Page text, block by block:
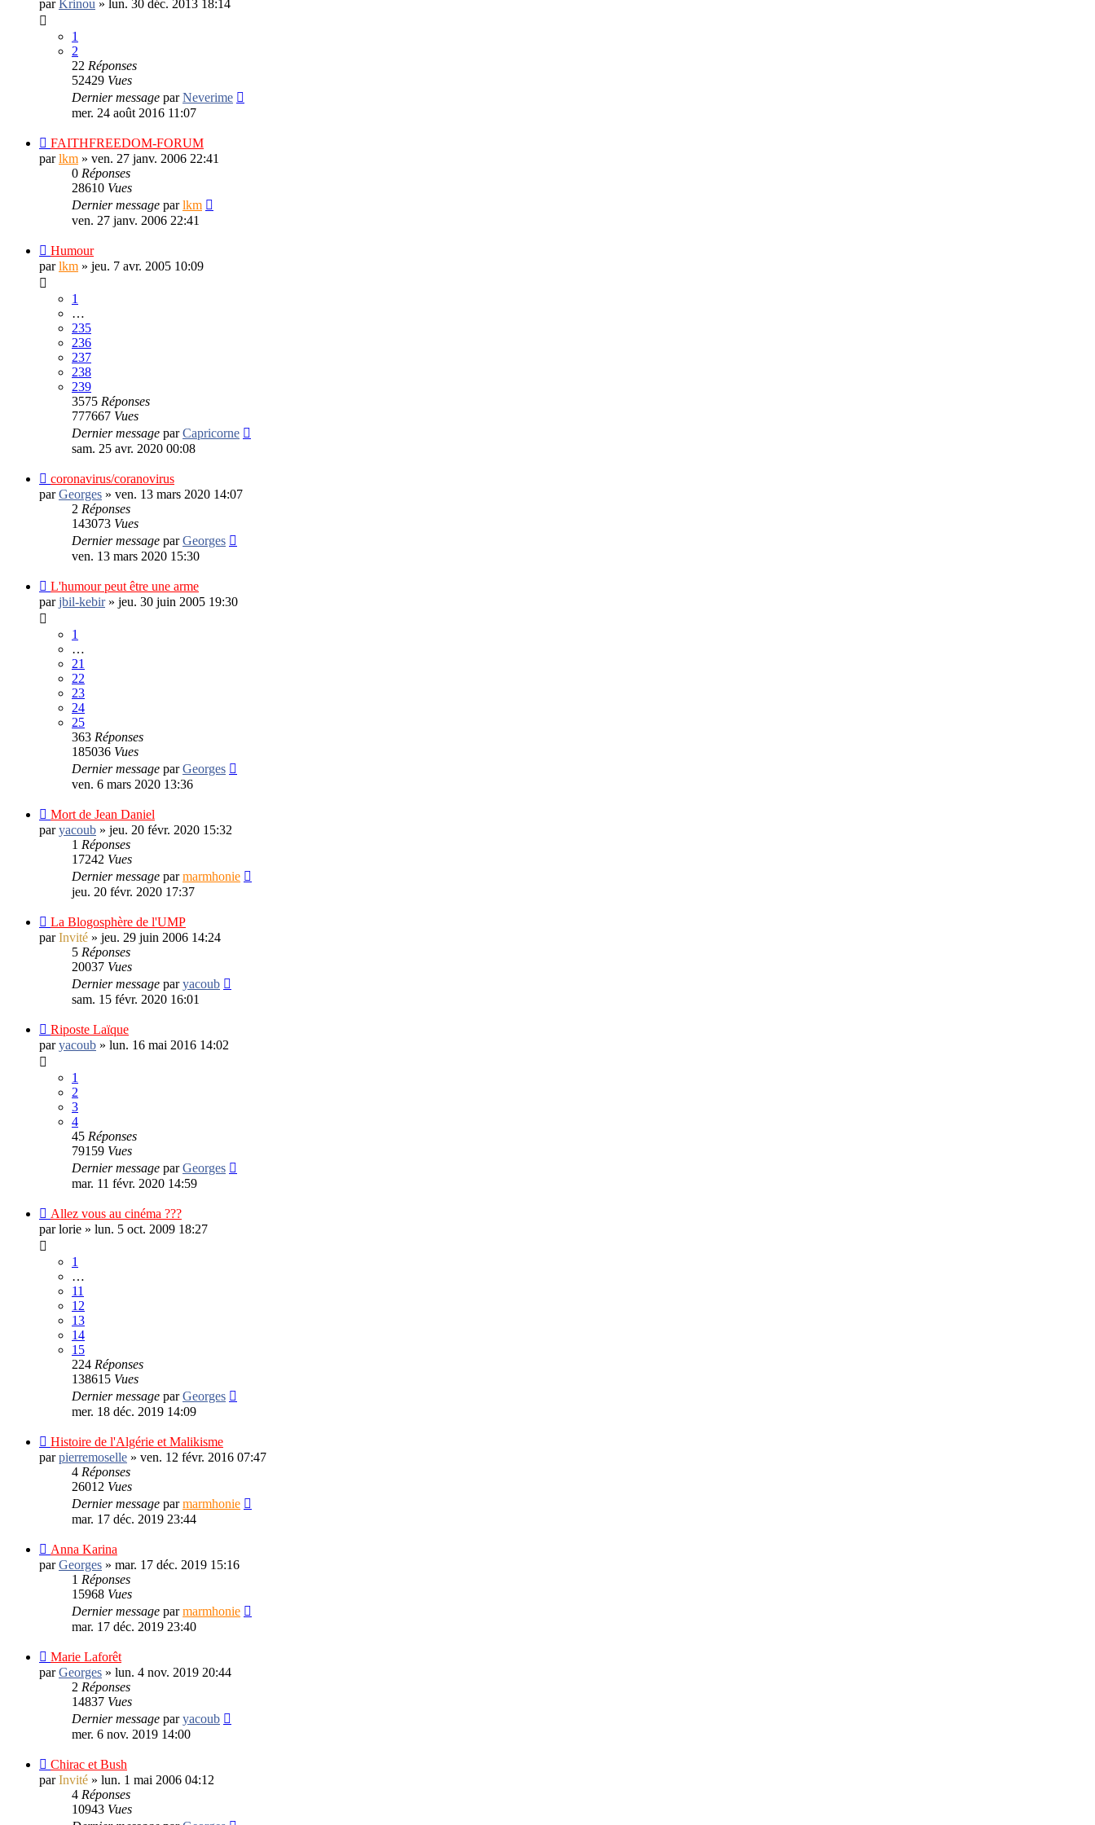
parKrinou » lun. 30 déc. 2013 18:14
1
2
22 Réponses
52429 Vues
Dernier message parNeverime
mer. 24 août 2016 11:07
FAITHFREEDOM-FORUM
parlkm » ven. 27 janv. 2006 22:41
0 Réponses
28610 Vues
Dernier message parlkm
ven. 27 janv. 2006 22:41
Humour
parlkm » jeu. 7 avr. 2005 10:09
1
…
235
236
237
238
239
3575 Réponses
777667 Vues
Dernier message parCapricorne
sam. 25 avr. 2020 00:08
coronavirus/coranovirus
parGeorges » ven. 13 mars 2020 14:07
2 Réponses
143073 Vues
Dernier message parGeorges
ven. 13 mars 2020 15:30
L'humour peut être une arme
parjbil-kebir» jeu. 30 juin 2005 19:30
1
…
21
22
23
24
25
363 Réponses
185036 Vues
Dernier message parGeorges
ven. 6 mars 2020 13:36
Mort de Jean Daniel
paryacoub » jeu. 20 févr. 2020 15:32
1 Réponses
17242 Vues
Dernier message parmarmhonie
jeu. 20 févr. 2020 17:37
La Blogosphère de l'UMP
parInvité » jeu. 29 juin 2006 14:24
5 Réponses
20037 Vues
Dernier message paryacoub
sam. 15 févr. 2020 16:01
Riposte Laïque
paryacoub » lun. 16 mai 2016 14:02
1
2
3
4
45 Réponses
79159 Vues
Dernier message parGeorges
mar. 11 févr. 2020 14:59
Allez vous au cinéma ???
parlorie » lun. 5 oct. 2009 18:27
1
…
11
12
13
14
15
224 Réponses
138615 Vues
Dernier message parGeorges
mer. 18 déc. 2019 14:09
Histoire de l'Algérie et Malikisme
parpierremoselle » ven. 12 févr. 2016 07:47
4 Réponses
26012 Vues
Dernier message parmarmhonie
mar. 17 déc. 2019 23:44
Anna Karina
parGeorges » mar. 17 déc. 2019 15:16
1 Réponses
15968 Vues
Dernier message parmarmhonie
mar. 17 déc. 2019 23:40
Marie Laforêt
parGeorges » lun. 4 nov. 2019 20:44
2 Réponses
14837 Vues
Dernier message paryacoub
mer. 6 nov. 2019 14:00
Chirac et Bush
parInvité » lun. 1 mai 2006 04:12
4 Réponses
10943 Vues